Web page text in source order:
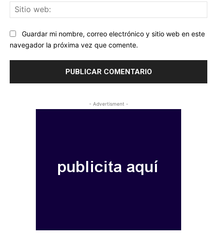
Guardar mi nombre, correo electrónico y sitio web en este
navegador la próxima vez que comente.
- Advertisment -